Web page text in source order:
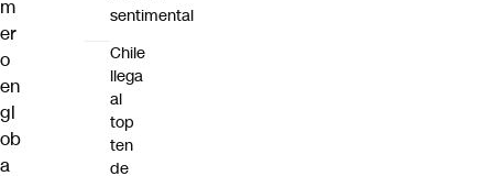
m
er
o
en
gl
ob
a
sentimental
Chile
llega
al
top
ten
de